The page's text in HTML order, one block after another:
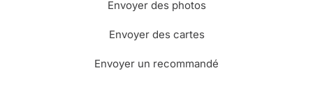
Envoyer des photos
Envoyer des cartes
Envoyer un recommandé